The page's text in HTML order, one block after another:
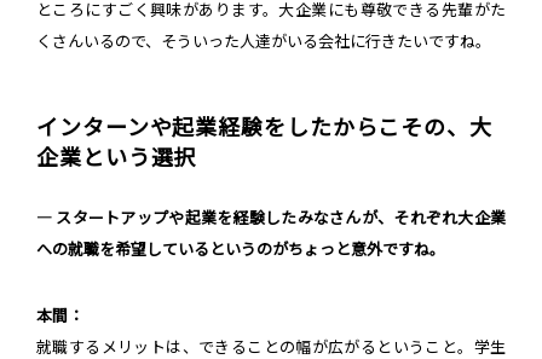
ところにすごく興味があります。大企業にも尊敬できる先輩がた
くさんいるので、そういった人達がいる会社に行きたいですね。
インターンや起業経験をしたからこその、大
企業という選択
― スタートアップや起業を経験したみなさんが、それぞれ大企業
への就職を希望しているというのがちょっと意外ですね。
本間：
就職するメリットは、できることの幅が広がるということ。学生